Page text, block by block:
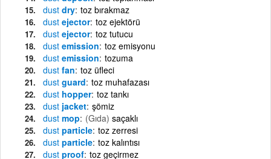
dust dry toz bırakmaz
dust ejector toz ejektörü
dust ejector toz tutucu
dust emission toz emisyonu
dust emission tozuma
dust fan toz üfleci
dust guard toz muhafazası
dust hopper toz tankı
dust jacket şömiz
dust mop (Gıda) saçaklı
dust particle toz zerresi
dust particle toz kalıntısı
dust proof toz geçirmez